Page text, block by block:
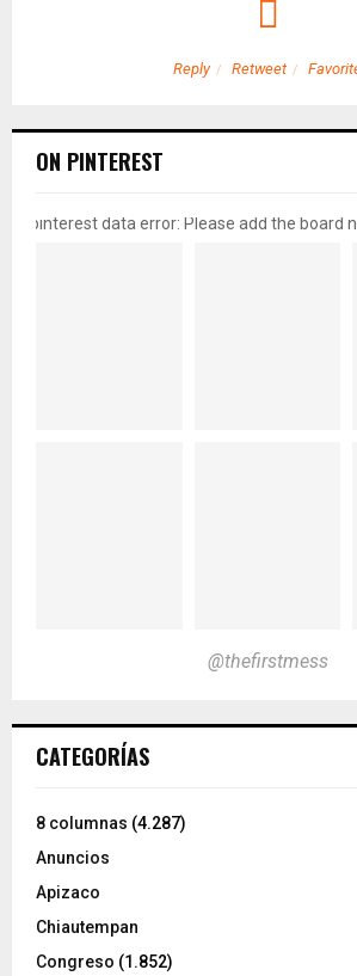
Reply Retweet
ON PINTEREST
pinterest data error: Please add the board
@thefirstmess
CATEGORÍAS
8 columnas (4.287)
Anuncios
Apizaco
Chiautempan
Congreso (1.852)